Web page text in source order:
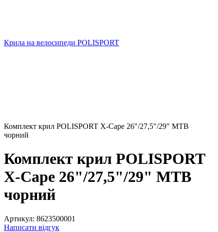
Крила на велосипеди POLISPORT
Комплект крил POLISPORT X-Cape 26"/27,5"/29" MTB
чорний
Комплект крил POLISPORT
X-Cape 26"/27,5"/29" MTB
чорний
Артикул: 8623500001
Написати відгук